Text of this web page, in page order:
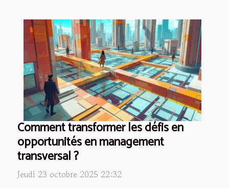
Comment transformer les défis en
opportunités en management
transversal ?
Jeudi 23 octobre 2025 22:32